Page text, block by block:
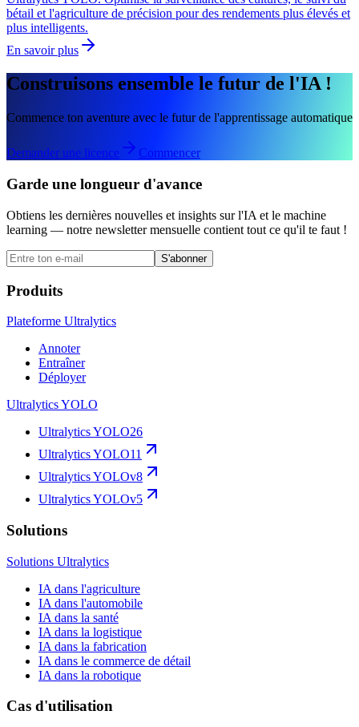
bétail et l'agriculture de précision pour des rendements plus élevés et
plus intelligents.
En savoir plus
Construisons ensemble le futur de l'IA !
Commence ton aventure avec le futur de l'apprentissage automatique
Demander une licence Commencer
Garde une longueur d'avance
Obtiens les dernières nouvelles et insights sur l'IA et le machine
learning — notre newsletter mensuelle contient tout ce qu'il te faut !
S'abonner
Produits
Plateforme Ultralytics
Annoter
Entraîner
Déployer
Ultralytics YOLO
Ultralytics YOLO26
Ultralytics YOLO11
Ultralytics YOLOv8
Ultralytics YOLOv5
Solutions
Solutions Ultralytics
IA dans l'agriculture
IA dans l'automobile
IA dans la santé
IA dans la logistique
IA dans la fabrication
IA dans le commerce de détail
IA dans la robotique
Cas d'utilisation